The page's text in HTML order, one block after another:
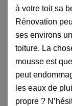
à votre toit sa
Rénovation
ses environs
toiture. La
mousse est
peut
les eaux de
propre ?